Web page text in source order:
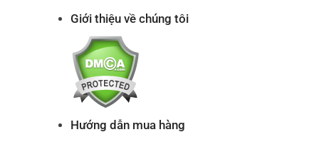
Giới thiệu về chúng tôi
Hướng dẫn mua hàng